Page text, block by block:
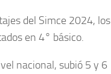
del Simce 2024, los
en 4° básico.
nacional, subió 5 y 6